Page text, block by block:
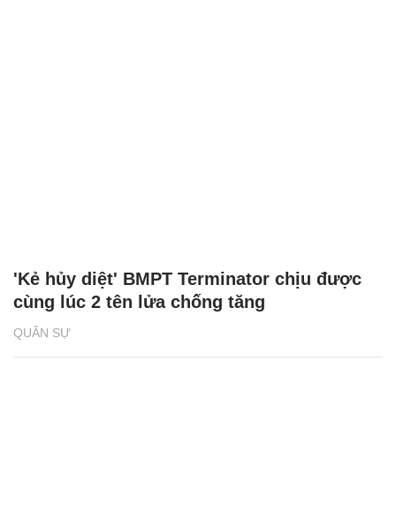
QUÂN SỰ
'Kẻ hủy diệt' BMPT Terminator chịu được
cùng lúc 2 tên lửa chống tăng